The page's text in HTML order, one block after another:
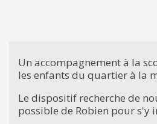
Un accompagnement à la
les enfants du quartier à la
Le dispositif recherche de
possible de Robien pour s'y